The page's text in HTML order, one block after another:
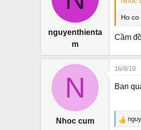
nguyenthienta
m
Ho co
Cầm
N
Nhoc cum
16/8/19
Ban
R